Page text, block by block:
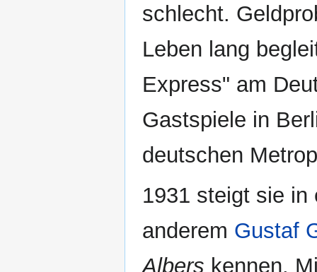
schlecht.
Leben lang
Express" am
Gastspiele in
deutschen
1931 steigt sie in
anderem Gustaf
Albers kennen.